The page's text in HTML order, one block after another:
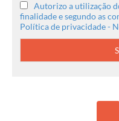
Autorizo a utilização
finalidade e segundo as
Política de privacidade -